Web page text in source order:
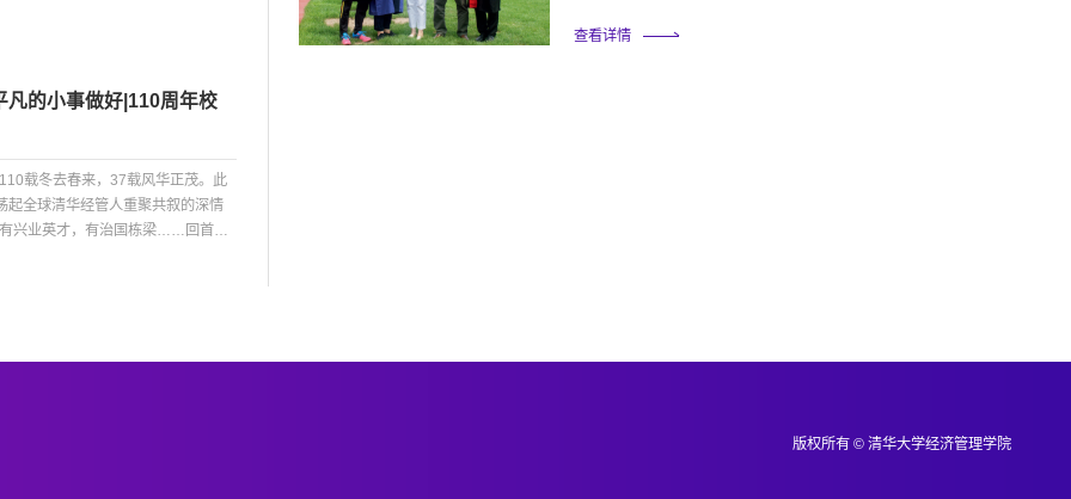
第一名的...
坛风云人物、中国劳伦斯十佳运动员、中国大学生十大年度人物等多
查看详情
凡的小事做好|110周年校
载冬去春来，37载风华正茂。此
起全球清华经管人重聚共叙的深情
兴业英才，有治国栋梁……回首岁
版权所有 © 清华大学经济管理学院